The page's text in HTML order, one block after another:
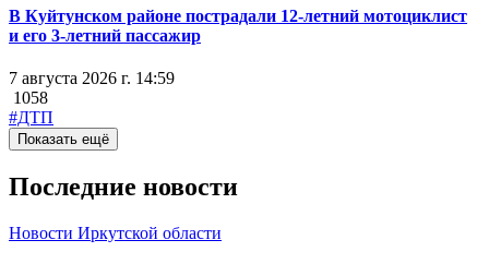
В Куйтунском районе пострадали 12-летний мотоциклист
и его 3-летний пассажир
7 августа 2026 г. 14:59
1058
#ДТП
Показать ещё
Последние новости
Новости Иркутской области